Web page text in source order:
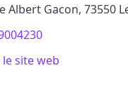
Albert Gacon, 73550
site web